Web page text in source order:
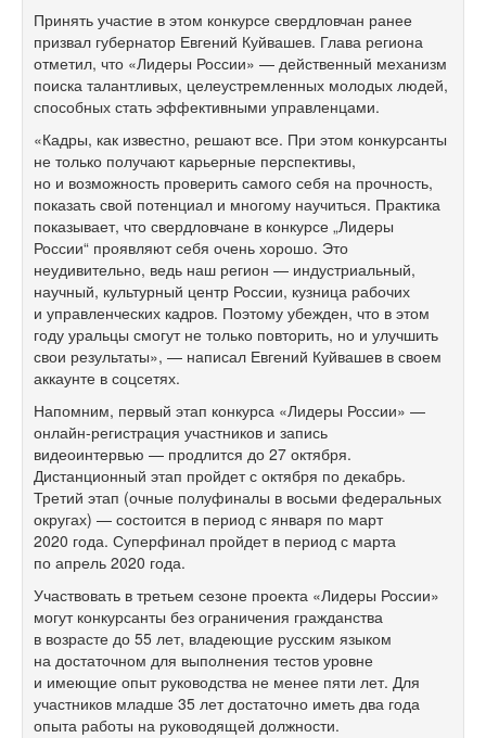
Принять участие в этом конкурсе свердловчан ранее
призвал губернатор Евгений Куйвашев. Глава региона
отметил, что «Лидеры России» — действенный механизм
поиска талантливых, целеустремленных молодых людей,
способных стать эффективными управленцами.
«Кадры, как известно, решают все. При этом конкурсанты
не только получают карьерные перспективы,
но и возможность проверить самого себя на прочность,
показать свой потенциал и многому научиться. Практика
показывает, что свердловчане в конкурсе „Лидеры
России“ проявляют себя очень хорошо. Это
неудивительно, ведь наш регион — индустриальный,
научный, культурный центр России, кузница рабочих
и управленческих кадров. Поэтому убежден, что в этом
году уральцы смогут не только повторить, но и улучшить
свои результаты», — написал Евгений Куйвашев в своем
аккаунте в соцсетях.
Напомним, первый этап конкурса «Лидеры России» —
онлайн-регистрация участников и запись
видеоинтервью — продлится до 27 октября.
Дистанционный этап пройдет с октября по декабрь.
Третий этап (очные полуфиналы в восьми федеральных
округах) — состоится в период с января по март
2020 года. Суперфинал пройдет в период с марта
по апрель 2020 года.
Участвовать в третьем сезоне проекта «Лидеры России»
могут конкурсанты без ограничения гражданства
в возрасте до 55 лет, владеющие русским языком
на достаточном для выполнения тестов уровне
и имеющие опыт руководства не менее пяти лет. Для
участников младше 35 лет достаточно иметь два года
опыта работы на руководящей должности.